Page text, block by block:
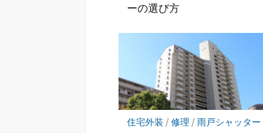
ーの選び方
住宅外装 /修理/雨戸シャッター